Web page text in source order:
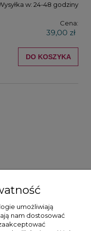
w: 24-48 godziny
Cena:
39,00 zł
DO KOSZYKA
umożliwiają
nam dostosować